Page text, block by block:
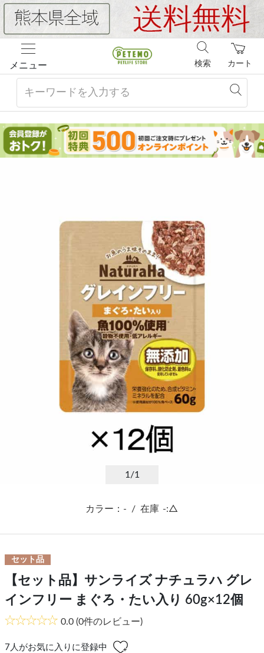
メニュー カート
検索
1/1
カラー：- / 在庫 -:△
セット品
【セット品】サンライズ ナチュラハ グレ
インフリー まぐろ・たい入り 60g×12個
0.0 (0件のレビュー)
7 人がお気に入りに登録中